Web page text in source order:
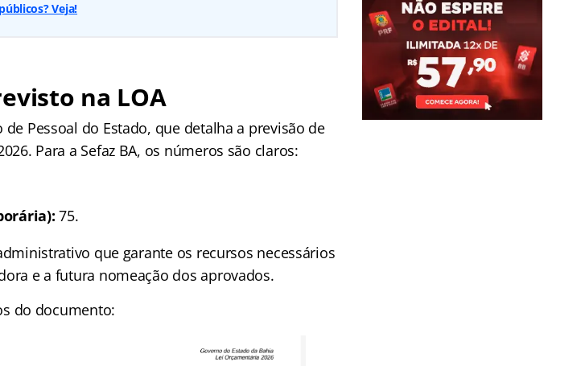
Veja!
na LOA
Pessoal do Estado, que detalha a previsão de
Para a Sefaz BA, os números são claros:
75.
que garante os recursos necessários
e a futura nomeação dos aprovados.
do documento: